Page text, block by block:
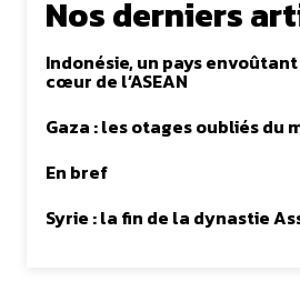
Nos derniers
Indonésie, un pays
cœur de l’ASEAN
Gaza : les otages oubliés du
En bref
Syrie : la fin de la dynastie